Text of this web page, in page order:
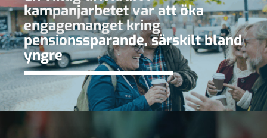
kampanjarbetet var att öka
engagemanget kring
pensionssparande, särskilt bland
yngre